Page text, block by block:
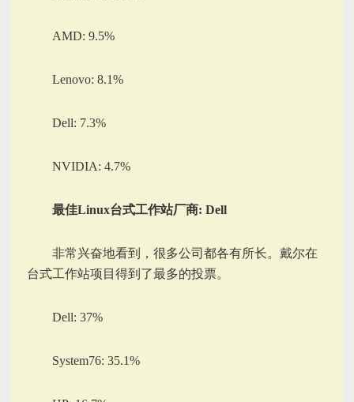
AMD: 9.5%
Lenovo: 8.1%
Dell: 7.3%
NVIDIA: 4.7%
最佳Linux台式工作站厂商: Dell
非常兴奋地看到，很多公司都各有所长。戴尔在
台式工作站项目得到了最多的投票。
Dell: 37%
System76: 35.1%